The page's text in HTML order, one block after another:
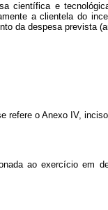
científica e
a clientela do
da despesa prevista
refere o Anexo IV,
ao exercício em